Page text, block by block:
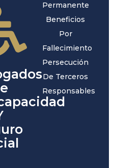
Permanente
Beneficios
Por
Fallecimiento
Persecución
De Terceros
Responsables